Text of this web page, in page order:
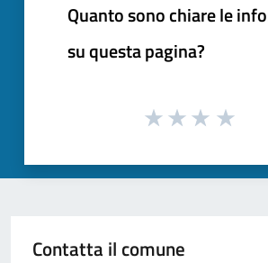
Quanto sono chiare le
su questa pagina?
Contatta il comune